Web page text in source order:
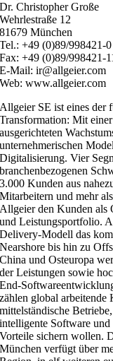
Dr. Christopher Große
Wehrlestraße 12
81679 München
Tel.: +49 (0)89/998421-0
Fax: +49 (0)89/998421-
E-Mail: ir@allgeier.com
Web: www.allgeier.com
Allgeier SE ist eines der
Transformation: Mit
ausgerichteten
unternehmerischen
Digitalisierung. Vier
branchenbezogenen
3.000 Kunden aus
Mitarbeitern und mehr
Allgeier den Kunden als
und Leistungsportfolio.
Delivery-Modell das
Nearshore bis hin zu
China und Osteuropa
der Leistungen sowie
End-
zählen global arbeitende
mittelständische
intelligente Software und
Vorteile sichern wollen.
München verfügt über